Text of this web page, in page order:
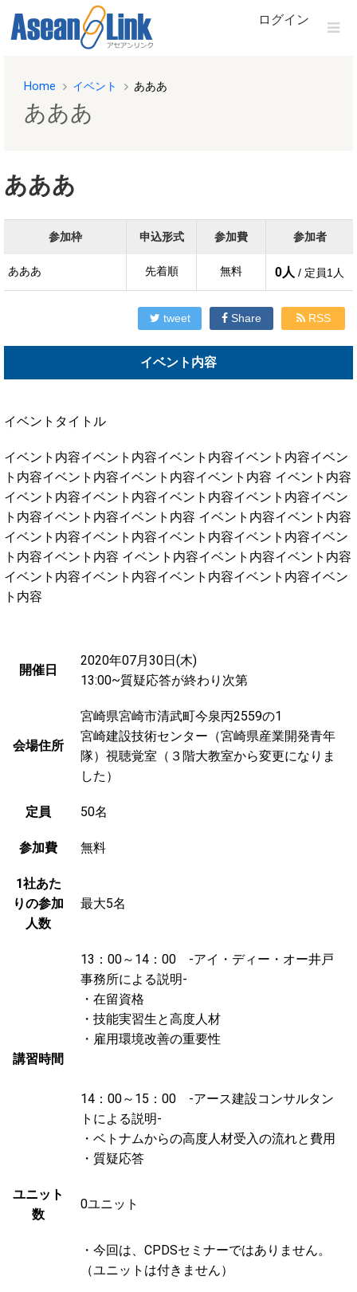
ログイン
Home イベント あああ
あああ
あああ
参加枠 申込形式 参加費 参加者
あああ 先着順 無料 0人 / 定員1人
tweet Share RSS
イベント内容
イベントタイトル
イベント内容イベント内容イベント内容イベント内容イベン
ト内容イベント内容イベント内容イベント内容 イベント内容
イベント内容イベント内容イベント内容イベント内容イベン
ト内容イベント内容イベント内容 イベント内容イベント内容
イベント内容イベント内容イベント内容イベント内容イベン
ト内容イベント内容 イベント内容イベント内容イベント内容
イベント内容イベント内容イベント内容イベント内容イベン
ト内容
開催日
2020年07月30日(木)
13:00~質疑応答が終わり次第
会場住所
宮崎県宮崎市清武町今泉丙2559の1
宮崎建設技術センター（宮崎県産業開発青年
隊）視聴覚室（３階大教室から変更になりま
した）
定員 50名
参加費 無料
1社あた
りの参加
人数
最大5名
講習時間
13：00～14：00 -アイ・ディー・オー井戸
事務所による説明-
・在留資格
・技能実習生と高度人材
・雇用環境改善の重要性
14：00～15：00 -アース建設コンサルタン
トによる説明-
・ベトナムからの高度人材受入の流れと費用
・質疑応答
ユニット
数
0ユニット
・今回は、CPDSセミナーではありません。
（ユニットは付きません）